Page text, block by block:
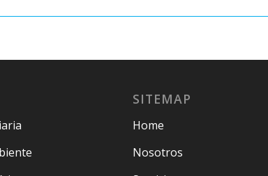
SITEMAP
Home
Nosotros